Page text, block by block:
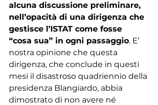
alcuna discussione preliminare,
nell’opacità di una dirigenza che
gestisce l’ISTAT come fosse
“cosa sua” in ogni passaggio. E’
nostra opinione che questa
dirigenza, che conclude in questi
mesi il disastroso quadriennio della
presidenza Blangiardo, abbia
dimostrato di non avere né